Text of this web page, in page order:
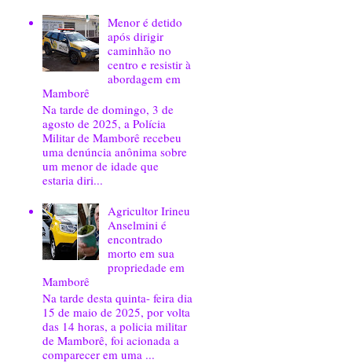
Menor é detido
após dirigir
caminhão no
centro e resistir à
abordagem em
Mamborê
Na tarde de domingo, 3 de
agosto de 2025, a Polícia
Militar de Mamborê recebeu
uma denúncia anônima sobre
um menor de idade que
estaria diri...
Agricultor Irineu
Anselmini é
encontrado
morto em sua
propriedade em
Mamborê
Na tarde desta quinta- feira dia
15 de maio de 2025, por volta
das 14 horas, a policia militar
de Mamborê, foi acionada a
comparecer em uma ...